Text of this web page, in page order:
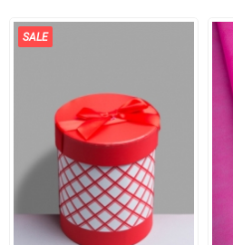
Единица измерения шт
SALE